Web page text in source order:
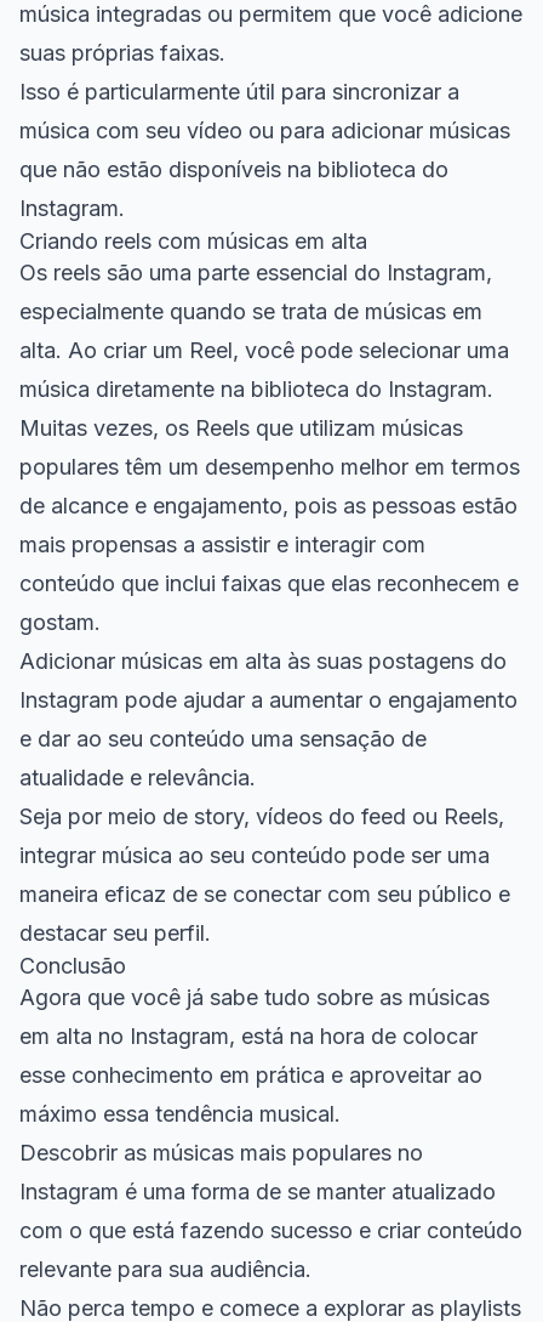
música integradas ou permitem que você adicione
suas próprias faixas.
Isso é particularmente útil para sincronizar a
música com seu vídeo ou para adicionar músicas
que não estão disponíveis na biblioteca do
Instagram.
Criando reels com músicas em alta
Os reels são uma parte essencial do Instagram,
especialmente quando se trata de músicas em
alta. Ao criar um Reel, você pode selecionar uma
música diretamente na biblioteca do Instagram.
Muitas vezes, os Reels que utilizam músicas
populares têm um desempenho melhor em termos
de alcance e engajamento, pois as pessoas estão
mais propensas a assistir e interagir com
conteúdo que inclui faixas que elas reconhecem e
gostam.
Adicionar músicas em alta às suas postagens do
Instagram pode ajudar a aumentar o engajamento
e dar ao seu conteúdo uma sensação de
atualidade e relevância.
Seja por meio de story, vídeos do feed ou Reels,
integrar música ao seu conteúdo pode ser uma
maneira eficaz de se conectar com seu público e
destacar seu perfil.
Conclusão
Agora que você já sabe tudo sobre as músicas
em alta no Instagram, está na hora de colocar
esse conhecimento em prática e aproveitar ao
máximo essa tendência musical.
Descobrir as músicas mais populares no
Instagram é uma forma de se manter atualizado
com o que está fazendo sucesso e criar conteúdo
relevante para sua audiência.
Não perca tempo e comece a explorar as playlists